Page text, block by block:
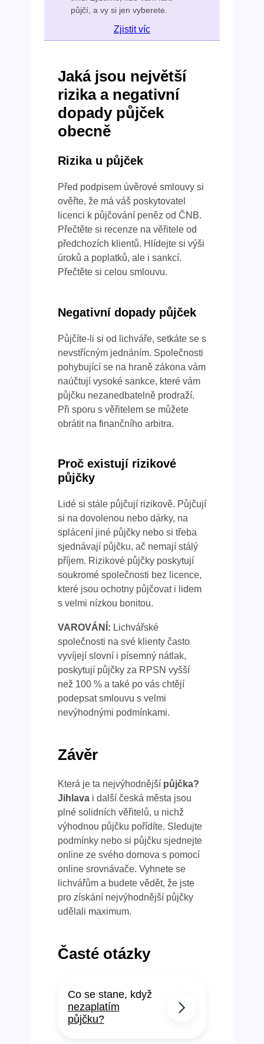
půjčí, a vy si jen vyberete.
Zjistit víc
Jaká jsou největší
rizika a negativní
dopady půjček
obecně
Rizika u půjček
Před podpisem úvěrové smlouvy si
ověřte, že má váš poskytovatel
licenci k půjčování peněz od ČNB.
Přečtěte si recenze na věřitele od
předchozích klientů. Hlídejte si výši
úroků a poplatků, ale i sankcí.
Přečtěte si celou smlouvu.
Negativní dopady půjček
Půjčíte-li si od lichváře, setkáte se s
nevstřícným jednáním. Společnosti
pohybující se na hraně zákona vám
naúčtují vysoké sankce, které vám
půjčku nezanedbatelně prodraží.
Při sporu s věřitelem se můžete
obrátit na finančního arbitra.
Proč existují rizikové
půjčky
Lidé si stále půjčují rizikově. Půjčují
si na dovolenou nebo dárky, na
splácení jiné půjčky nebo si třeba
sjednávají půjčku, ač nemají stálý
příjem. Rizikové půjčky poskytují
soukromé společnosti bez licence,
které jsou ochotny půjčovat i lidem
s velmi nízkou bonitou.
VAROVÁNÍ: Lichvářské
společnosti na své klienty často
vyvíjejí slovní i písemný nátlak,
poskytují půjčky za RPSN vyšší
než 100 % a také po vás chtějí
podepsat smlouvu s velmi
nevýhodnými podmínkami.
Závěr
Která je ta nejvýhodnější půjčka?
Jihlavai další česká města jsou
plné solidních věřitelů, u nichž
výhodnou půjčku pořídíte. Sledujte
podmínky nebo si půjčku sjednejte
online ze svého domova s pomocí
online srovnávače. Vyhnete se
lichvářům a budete vědět, že jste
pro získání nejvýhodnější půjčky
udělali maximum.
Časté otázky
Co se stane, když
nezaplatím
půjčku?